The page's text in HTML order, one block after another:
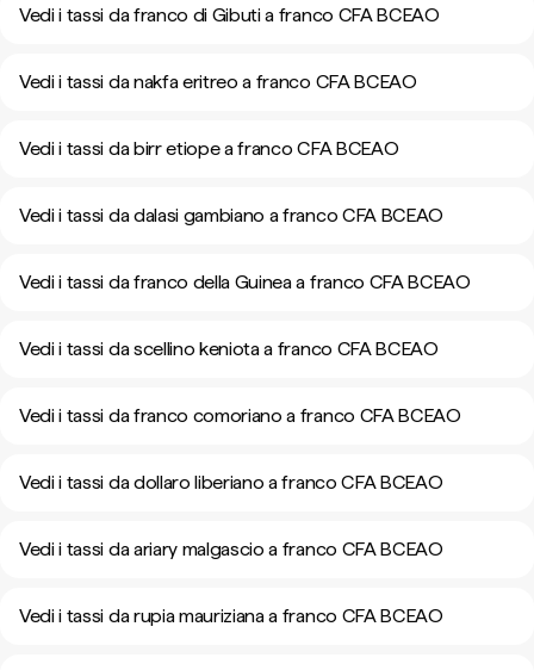
Vedi i tassi da franco di Gibuti a franco CFA BCEAO
Vedi i tassi da nakfa eritreo a franco CFA BCEAO
Vedi i tassi da birr etiope a franco CFA BCEAO
Vedi i tassi da dalasi gambiano a franco CFA BCEAO
Vedi i tassi da franco della Guinea a franco CFA BCEAO
Vedi i tassi da scellino keniota a franco CFA BCEAO
Vedi i tassi da franco comoriano a franco CFA BCEAO
Vedi i tassi da dollaro liberiano a franco CFA BCEAO
Vedi i tassi da ariary malgascio a franco CFA BCEAO
Vedi i tassi da rupia mauriziana a franco CFA BCEAO